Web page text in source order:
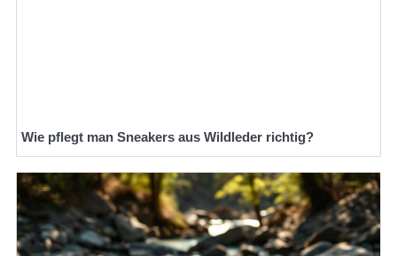
Wie pflegt man Sneakers aus Wildleder richtig?